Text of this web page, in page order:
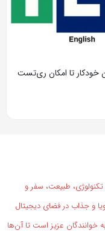
خودکار تا امکان ری‌تست
تکنولوژی، طبیعت، سفر و
و جذاب در فضای دیجیتال
خوانندگان عزیز است تا آن‌ها